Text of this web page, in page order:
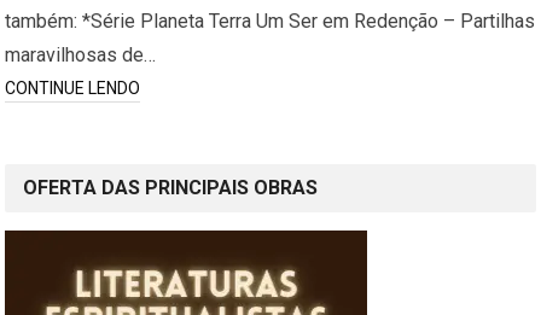
também: *Série Planeta Terra Um Ser em Redenção – Partilhas
maravilhosas de…
CONTINUE LENDO
OFERTA DAS PRINCIPAIS OBRAS